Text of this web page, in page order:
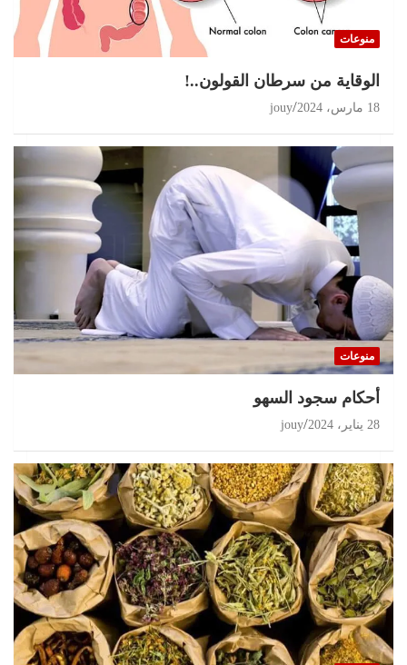
منوعات
الوقاية من سرطان القولون..!
18 مارس، 2024 jouy
منوعات
أحكام سجود السهو
28 يناير، 2024 jouy